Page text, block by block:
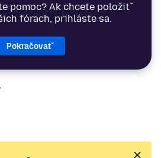
pomoc? Ak chcete položiť
fórach, prihláste sa.
Pokračovať